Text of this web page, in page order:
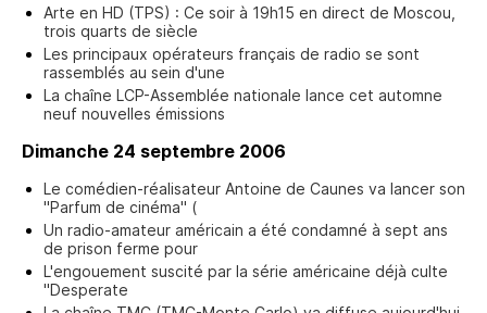
Arte en HD (TPS) : Ce soir à 19h15 en direct de Moscou,
trois quarts de siècle
Les principaux opérateurs français de radio se sont
rassemblés au sein d'une
La chaîne LCP-Assemblée nationale lance cet automne
neuf nouvelles émissions
Dimanche 24 septembre 2006
Le comédien-réalisateur Antoine de Caunes va lancer son
"Parfum de cinéma" (
Un radio-amateur américain a été condamné à sept ans
de prison ferme pour
L'engouement suscité par la série américaine déjà culte
"Desperate